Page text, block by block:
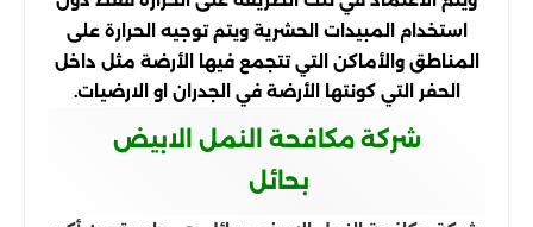
استخدام المبيدات الحشرية ويتم توجيه الحرارة على
المناطق والأماكن التي تتجمع فيها الأرضة مثل داخل
الحفر التي كونتها الأرضة في الجدران او الارضيات.
شركة مكافحة النمل الابيض
بحائل